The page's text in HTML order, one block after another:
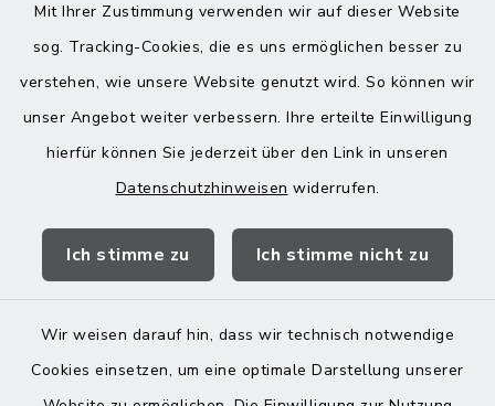
Mit Ihrer Zustimmung verwenden wir auf dieser Website
sog. Tracking-Cookies, die es uns ermöglichen besser zu
verstehen, wie unsere Website genutzt wird. So können wir
unser Angebot weiter verbessern. Ihre erteilte Einwilligung
hierfür können Sie jederzeit über den Link in unseren
Datenschutzhinweisen widerrufen.
Ich stimme zu Ich stimme nicht zu
Wir weisen darauf hin, dass wir technisch notwendige
Cookies einsetzen, um eine optimale Darstellung unserer
08076 499
08076 8595
poststelle@vg-maitenbeth.de
Landratsamt Mühldorf